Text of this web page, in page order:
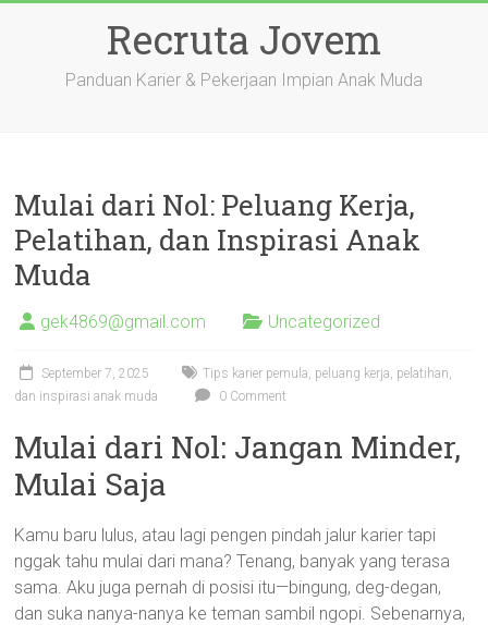
Recruta Jovem
Panduan Karier & Pekerjaan Impian Anak Muda
Mulai dari Nol: Peluang Kerja,
Pelatihan, dan Inspirasi Anak
Muda
gek4869@gmail.com Uncategorized
September 7, 2025
Tips karier pemula, peluang kerja, pelatihan,
dan inspirasi anak muda
0 Comment
Mulai dari Nol: Jangan Minder,
Mulai Saja
Kamu baru lulus, atau lagi pengen pindah jalur karier tapi
nggak tahu mulai dari mana? Tenang, banyak yang terasa
sama. Aku juga pernah di posisi itu—bingung, deg-degan,
dan suka nanya-nanya ke teman sambil ngopi. Sebenarnya,